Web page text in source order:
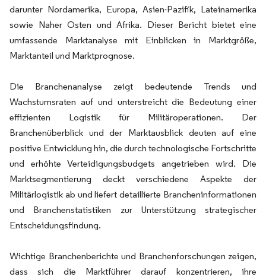
darunter Nordamerika, Europa, Asien-Pazifik, Lateinamerika
sowie Naher Osten und Afrika. Dieser Bericht bietet eine
umfassende Marktanalyse mit Einblicken in Marktgröße,
Marktanteil und Marktprognose.
Die Branchenanalyse zeigt bedeutende Trends und
Wachstumsraten auf und unterstreicht die Bedeutung einer
effizienten Logistik für Militäroperationen. Der
Branchenüberblick und der Marktausblick deuten auf eine
positive Entwicklung hin, die durch technologische Fortschritte
und erhöhte Verteidigungsbudgets angetrieben wird. Die
Marktsegmentierung deckt verschiedene Aspekte der
Militärlogistik ab und liefert detaillierte Brancheninformationen
und Branchenstatistiken zur Unterstützung strategischer
Entscheidungsfindung.
Wichtige Branchenberichte und Branchenforschungen zeigen,
dass sich die Marktführer darauf konzentrieren, ihre